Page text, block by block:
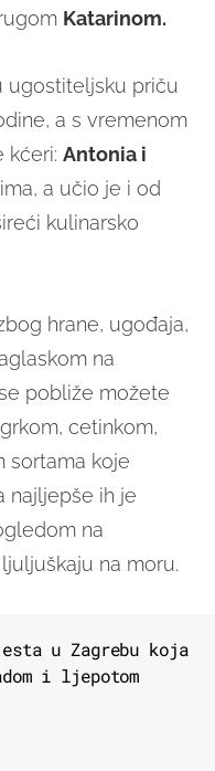
Katarinom.
ugostiteljsku priču
a s vremenom
kćeri: Antonia i
a učio je i od
kulinarsko
hrane, ugođaja,
na
pobliže možete
cetinkom,
sortama koje
najljepše ih je
na
na moru.
u Zagrebu koja
i ljepotom